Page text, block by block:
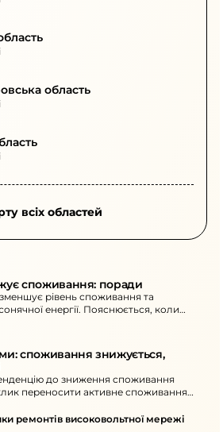
область
всіх областей
споживання: поради
рівень споживання та
енергії. Пояснюється, коли
споживання знижується,
до зниження споживання
переносити активне споживання
областях унаслідок атак та